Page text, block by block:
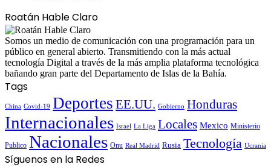
Roatán Hable Claro
Somos un medio de comunicación con una programación para un
público en general abierto. Transmitiendo con la más actual
tecnología Digital a través de la más amplia plataforma tecnológica
bañando gran parte del Departamento de Islas de la Bahía.
Tags
China Covid-19 Deportes EE.UU. Gobierno Honduras
Internacionales Israel La Liga Locales Mexico Ministerio
Publico Nacionales Onu Real Madrid Rusia Tecnología Ucrania
Síguenos en la Redes